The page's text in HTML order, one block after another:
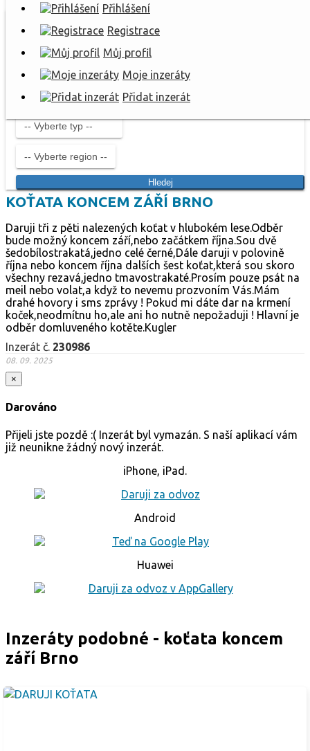
Přihlášení
Registrace
Můj profil
Moje inzeráty
Přidat inzerát
Hledej
KOŤATA KONCEM ZÁŘÍ BRNO
Daruji tři z pěti nalezených koťat v hlubokém lese.Odběr
bude možný koncem září,nebo začátkem října.Sou dvě
šedobílostrakatá,jedno celé černé,Dále daruji v polovině
října nebo koncem října dalších šest koťat,která sou skoro
všechny rezavá,jedno tmavostrakaté.Prosím pouze psát na
meil nebo volat,a když to nevemu prozvoním Vás.Mám
drahé hovory i sms zprávy ! Pokud mi dáte dar na krmení
koček,neodmítnu ho,ale ani ho nutně nepožaduji ! Hlavní je
odběr domluveného kotěte.Kugler
Inzerát č. 230986
08. 09. 2025
×
Darováno
Přijeli jste pozdě :( Inzerát byl vymazán. S naší aplikací vám
již neunikne žádný nový inzerát.
iPhone, iPad.
Android
Huawei
Inzeráty podobné - koťata koncem
září Brno